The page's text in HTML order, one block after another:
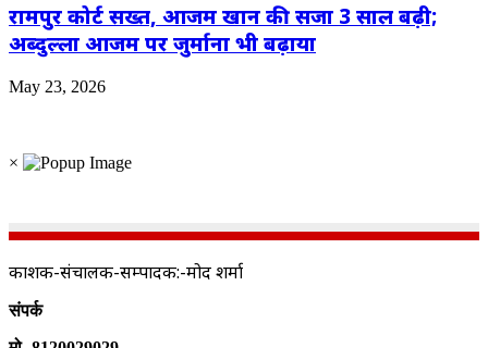
रामपुर कोर्ट सख्त, आजम खान की सजा 3 साल बढ़ी;
अब्दुल्ला आजम पर जुर्माना भी बढ़ाया
May 23, 2026
×
प्रकाशक-संचालक-सम्पादक:-प्रमोद शर्मा
संपर्क